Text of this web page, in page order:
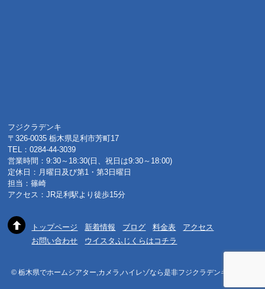
フジクラデンキ
〒326-0035 栃木県足利市芳町17
TEL：0284-44-3039
営業時間：9:30～18:30(日、祝日は9:30～18:00)
定休日：月曜日及び第1・第3日曜日
担当：篠崎
アクセス：JR足利駅より徒歩15分
トップページ 新着情報 ブログ 料金表
アクセス
お問い合わせ
ウイスタふじくらはコチラ
© 栃木県でホームシアター,カメラ,ハイレゾなら是非フジクラデンキへ 2015